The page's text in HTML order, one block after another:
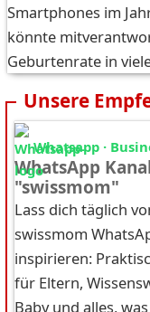
Smartphones im
könnte
Geburtenrate in
Unsere
Whatsapp ·
WhatsApp
"swissmom"
Lass dich täglich
swissmom
inspirieren:
für Eltern,
Baby und alles,